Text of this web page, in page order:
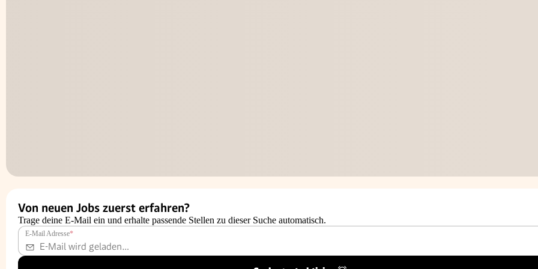
Von neuen Jobs zuerst erfahren?
Trage deine E-Mail ein und erhalte passende Stellen zu dieser Suche automatisch.
E-Mail Adresse*